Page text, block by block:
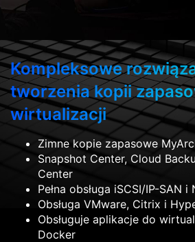
Kompleksowe
tworzenia kopii
wirtualizacji
Zimne kopie zapasowe
Snapshot Center, Cloud
Center
Pełna obsługa iSCSI/IP-SAN i
Obsługa VMware, Citrix i
Obsługuje aplikacje do
Docker